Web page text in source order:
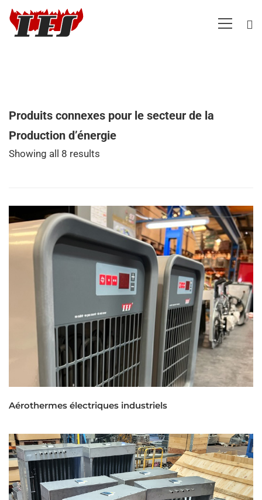
Produits connexes pour le secteur de la
Production d’énergie
Showing all 8 results
Aérothermes électriques industriels